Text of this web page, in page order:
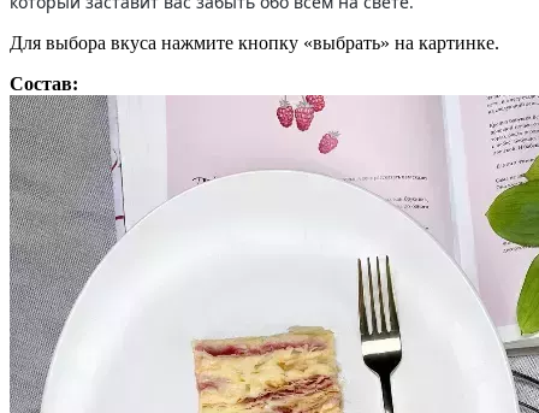
Для выбора вкуса нажмите кнопку «выбрать» на картинке.
Состав: